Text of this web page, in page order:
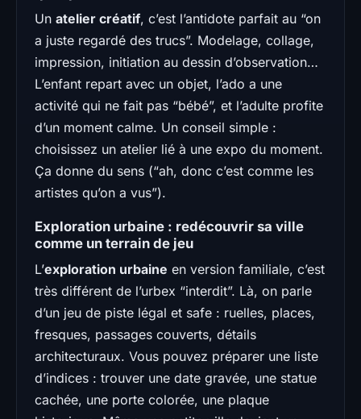
Un atelier créatif, c’est l’antidote parfait au “on
a juste regardé des trucs”. Modelage, collage,
impression, initiation au dessin d’observation…
L’enfant repart avec un objet, l’ado a une
activité qui ne fait pas “bébé”, et l’adulte profite
d’un moment calme. Un conseil simple :
choisissez un atelier lié à une expo du moment.
Ça donne du sens (“ah, donc c’est comme les
artistes qu’on a vus”).
Exploration urbaine : redécouvrir sa ville
comme un terrain de jeu
L’exploration urbaine en version familiale, c’est
très différent de l’urbex “interdit”. Là, on parle
d’un jeu de piste légal et safe : ruelles, places,
fresques, passages couverts, détails
architecturaux. Vous pouvez préparer une liste
d’indices : trouver une date gravée, une statue
cachée, une porte colorée, une plaque